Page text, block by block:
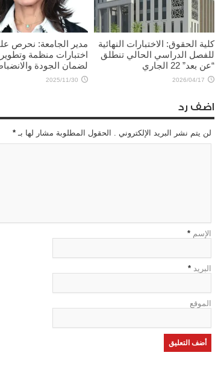
كلية الحقوق: الاختبارات النهائية
للفصل الدراسي الحالي تنطلق
“عن بعد” 22 الجاري
2026/04/17
مدير الجامعة: نحرص
اختبارات منظمة وتطوير
لضمان الجودة
2025/11/30
اضف رد
لن يتم نشر البريد الإلكتروني . الحقول المطلوبة مشار لها بـ *
الإسم *
البريد *
الموقع